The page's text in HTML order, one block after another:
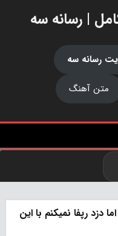
| رسانه سه
رسانه سه
متن آهنگ
دزد رپفا نمیکنم با این